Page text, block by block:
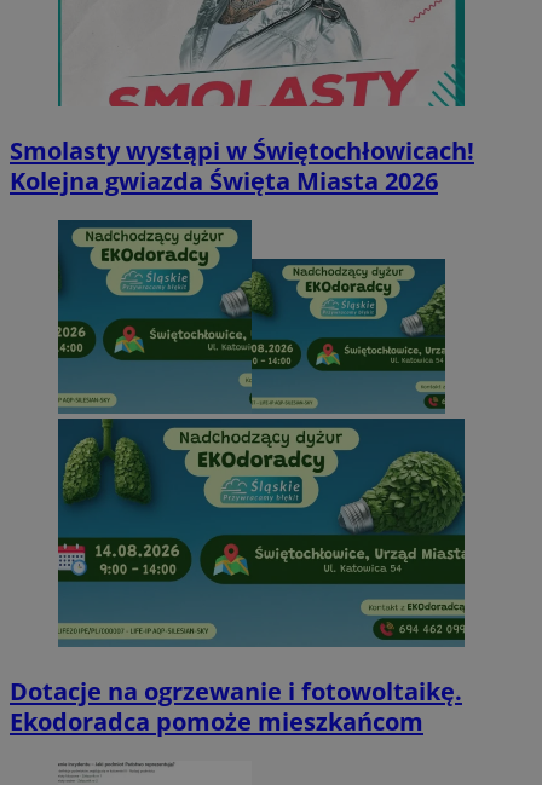
Smolasty wystąpi w Świętochłowicach!
Kolejna gwiazda Święta Miasta 2026
Dotacje na ogrzewanie i fotowoltaikę.
Ekodoradca pomoże mieszkańcom